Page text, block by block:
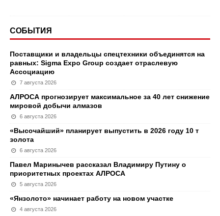
СОБЫТИЯ
Поставщики и владельцы спецтехники объединятся на
равных: Sigma Expo Group создает отраслевую
Ассоциацию
7 августа 2026
АЛРОСА прогнозирует максимальное за 40 лет снижение
мировой добычи алмазов
6 августа 2026
«Высочайший» планирует выпустить в 2026 году 10 т
золота
6 августа 2026
Павел Маринычев рассказал Владимиру Путину о
приоритетных проектах АЛРОСА
5 августа 2026
«Янзолото» начинает работу на новом участке
4 августа 2026